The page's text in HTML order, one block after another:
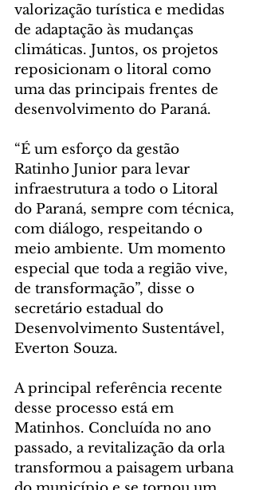
valorização turística e medidas
de adaptação às mudanças
climáticas. Juntos, os projetos
reposicionam o litoral como
uma das principais frentes de
desenvolvimento do Paraná.
“É um esforço da gestão
Ratinho Junior para levar
infraestrutura a todo o Litoral
do Paraná, sempre com técnica,
com diálogo, respeitando o
meio ambiente. Um momento
especial que toda a região vive,
de transformação”, disse o
secretário estadual do
Desenvolvimento Sustentável,
Everton Souza.
A principal referência recente
desse processo está em
Matinhos. Concluída no ano
passado, a revitalização da orla
transformou a paisagem urbana